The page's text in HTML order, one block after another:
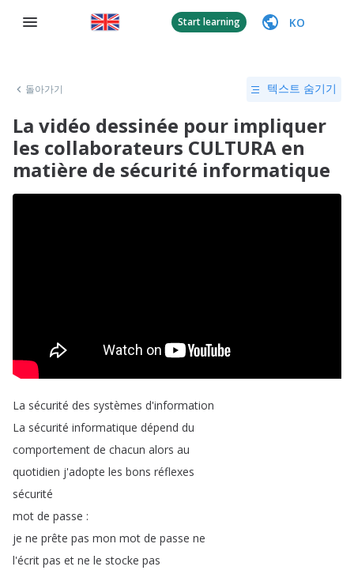
Start learning KO
돌아가기 텍스트 숨기기
La vidéo dessinée pour impliquer
les collaborateurs CULTURA en
matière de sécurité informatique
La sécurité des systèmes d'information
La sécurité informatique dépend du
comportement de chacun alors au
quotidien j'adopte les bons réflexes
sécurité
mot de passe :
je ne prête pas mon mot de passe ne
l'écrit pas et ne le stocke pas